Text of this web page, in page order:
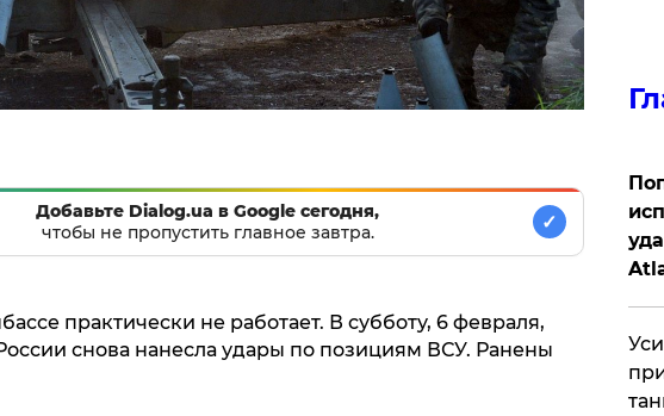
Добавьте Dialog.ua в Google сегодня,
чтобы не пропустить главное завтра.
✓
практически не работает. В субботу, 6 февраля,
снова нанесла удары по позициям ВСУ. Ранены